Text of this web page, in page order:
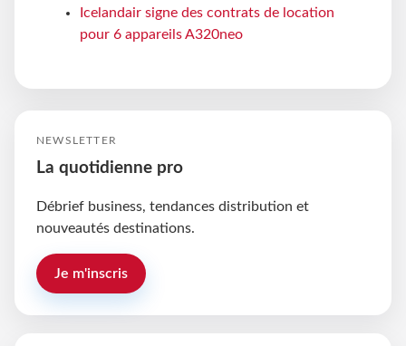
Icelandair signe des contrats de location
pour 6 appareils A320neo
NEWSLETTER
La quotidienne pro
Débrief business, tendances distribution et
nouveautés destinations.
Je m'inscris